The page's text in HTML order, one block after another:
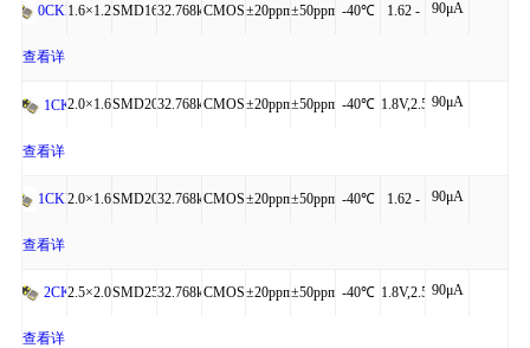
操作 +125℃
细
0CKM1.6×1.2×0.60SMD1612-32.768kHzCMOS±20ppm±50ppm -40℃
+85℃
1.62 - 90μA
查看详
细1CK2.0×1.6×0.75SMD2016-32.768kHzCMOS±20ppm±50ppm -40℃
+125℃
1.8V,2.5V,3.3V
90μA
查看详
细
1CKM2.0×1.6×0.75SMD2016-32.768kHzCMOS±20ppm±50ppm -40℃
+85℃
1.62 - 90μA
查看详
细2CK2.5×2.0×0.81SMD2520-32.768kHzCMOS±20ppm±50ppm -40℃ 1.8V,2.5V,3.3V
90μA
查看详